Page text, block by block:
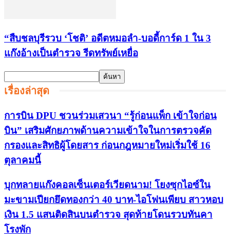
“สืบชลบุรีรวบ ‘โชติ’ อดีตหมอลำ-บอดี้การ์ด 1 ใน 3
แก๊งอ้างเป็นตำรวจ รีดทรัพย์เหยื่อ
เรื่องล่าสุด
การบิน DPU ชวนร่วมเสวนา “รู้ก่อนแพ็ก เข้าใจก่อน
บิน” เสริมศักยภาพด้านความเข้าใจในการตรวจคัด
กรองและสิทธิผู้โดยสาร ก่อนกฎหมายใหม่เริ่มใช้ 16
ตุลาคมนี้
บุกทลายแก๊งคอลเซ็นเตอร์เวียดนาม! โยงซุกไอซ์ใน
มะขามเปียกยึดทองกว่า 40 บาท-ไอโฟนเพียบ สาวหอบ
เงิน 1.5 แสนติดสินบนตำรวจ สุดท้ายโดนรวบทันคา
โรงพัก